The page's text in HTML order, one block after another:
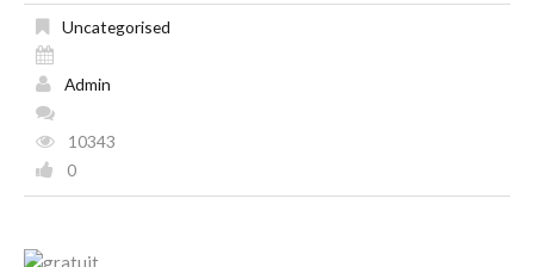
Uncategorised
Admin
10343
0